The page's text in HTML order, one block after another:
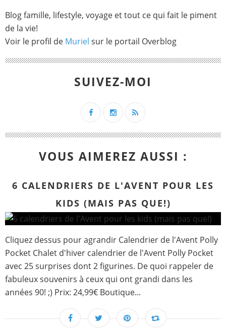
Blog famille, lifestyle, voyage et tout ce qui fait le piment
de la vie!
Voir le profil de Muriel sur le portail Overblog
SUIVEZ-MOI
VOUS AIMEREZ AUSSI :
6 CALENDRIERS DE L'AVENT POUR LES
KIDS (MAIS PAS QUE!)
Cliquez dessus pour agrandir Calendrier de l'Avent Polly
Pocket Chalet d'hiver calendrier de l'Avent Polly Pocket
avec 25 surprises dont 2 figurines. De quoi rappeler de
fabuleux souvenirs à ceux qui ont grandi dans les
années 90! ;) Prix: 24,99€ Boutique...